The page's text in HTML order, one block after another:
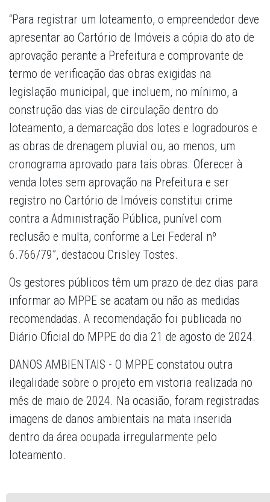
“Para registrar um loteamento, o empreendedor deve
apresentar ao Cartório de Imóveis a cópia do ato de
aprovação perante a Prefeitura e comprovante de
termo de verificação das obras exigidas na
legislação municipal, que incluem, no mínimo, a
construção das vias de circulação dentro do
loteamento, a demarcação dos lotes e logradouros e
as obras de drenagem pluvial ou, ao menos, um
cronograma aprovado para tais obras. Oferecer à
venda lotes sem aprovação na Prefeitura e ser
registro no Cartório de Imóveis constitui crime
contra a Administração Pública, punível com
reclusão e multa, conforme a Lei Federal nº
6.766/79”, destacou Crisley Tostes.
Os gestores públicos têm um prazo de dez dias para
informar ao MPPE se acatam ou não as medidas
recomendadas. A recomendação foi publicada no
Diário Oficial do MPPE do dia 21 de agosto de 2024.
DANOS AMBIENTAIS - O MPPE constatou outra
ilegalidade sobre o projeto em vistoria realizada no
mês de maio de 2024. Na ocasião, foram registradas
imagens de danos ambientais na mata inserida
dentro da área ocupada irregularmente pelo
loteamento.